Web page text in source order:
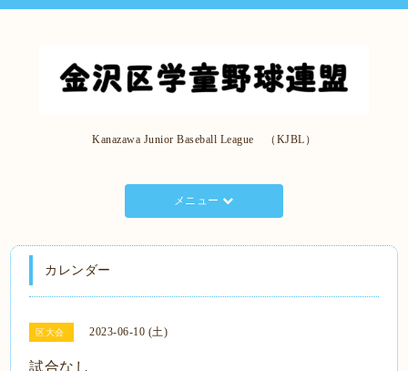
Kanazawa Junior Baseball League （KJBL）
メニュー
カレンダー
区大会 2023-06-10 (土)
試合なし